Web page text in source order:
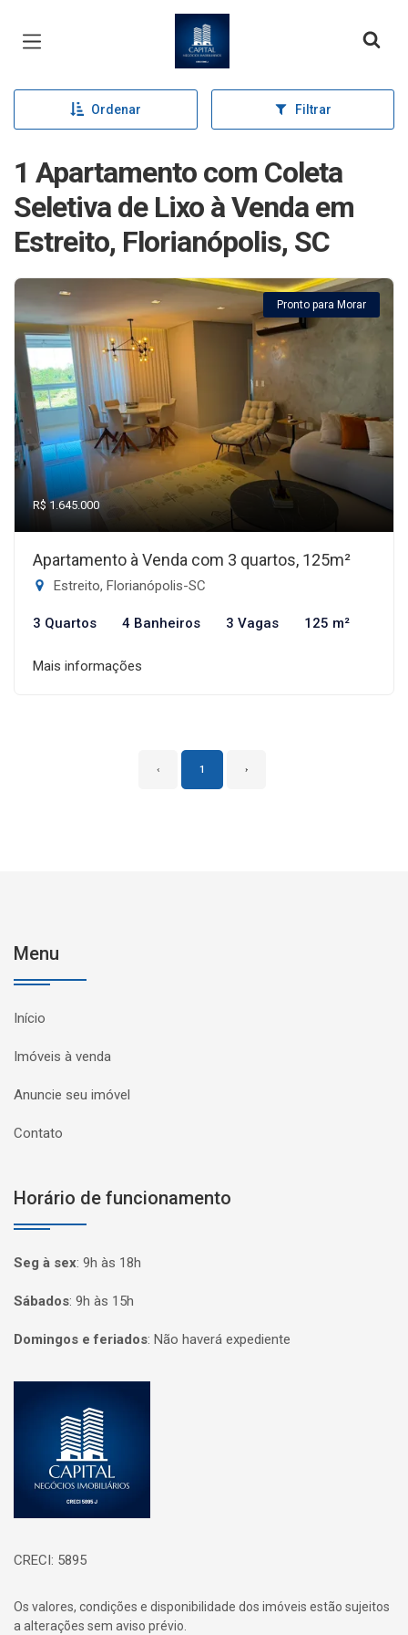
Página inicial
Ordenar Filtrar
1 Apartamento com Coleta
Seletiva de Lixo à Venda em
Estreito, Florianópolis, SC
Pronto para Morar
R$ 1.645.000
Apartamento à Venda com 3 quartos, 125m²
Estreito, Florianópolis-SC
3 Quartos 4 Banheiros 3 Vagas 125 m²
Mais informações
‹ 1 ›
Menu
Início
Imóveis à venda
Anuncie seu imóvel
Contato
Horário de funcionamento
Seg à sex: 9h às 18h
Sábados: 9h às 15h
Domingos e feriados: Não haverá expediente
CRECI: 5895
Os valores, condições e disponibilidade dos imóveis estão sujeitos
a alterações sem aviso prévio.